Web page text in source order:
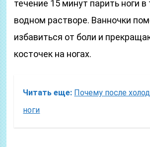
течение 15 минут парить ноги в
водном растворе. Ванночки
избавиться от боли и
косточек на ногах.
Читать еще: Почему после
ноги